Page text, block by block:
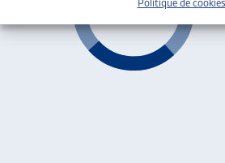
Politique de cookies